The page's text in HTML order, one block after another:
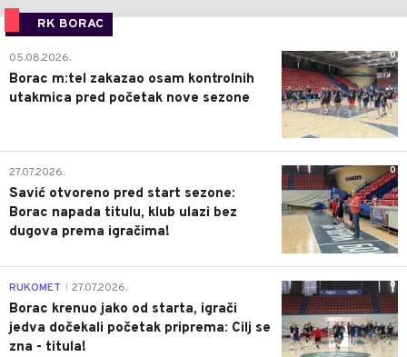
RK BORAC
0
05.08.2026.
Borac m:tel zakazao osam kontrolnih
utakmica pred početak nove sezone
0
27.07.2026.
Savić otvoreno pred start sezone:
Borac napada titulu, klub ulazi bez
dugova prema igračima!
0
RUKOMET 27.07.2026.
Borac krenuo jako od starta, igrači
jedva dočekali početak priprema: Cilj se
zna - titula!